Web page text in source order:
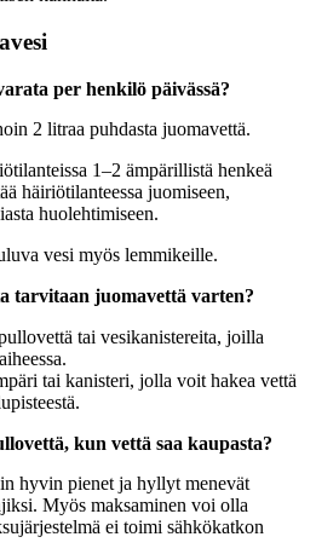
per henkilö päivässä?
2 litraa puhdasta juomavettä.
1–2 ämpärillistä henkeä
häiriötilanteessa juomiseen,
huolehtimiseen.
vesi myös lemmikeille.
tarvitaan juomavettä varten?
tai vesikanistereita, joilla
tai kanisteri, jolla voit hakea vettä
kun vettä saa kaupasta?
hyvin pienet ja hyllyt menevät
Myös maksaminen voi olla
ei toimi sähkökatkon